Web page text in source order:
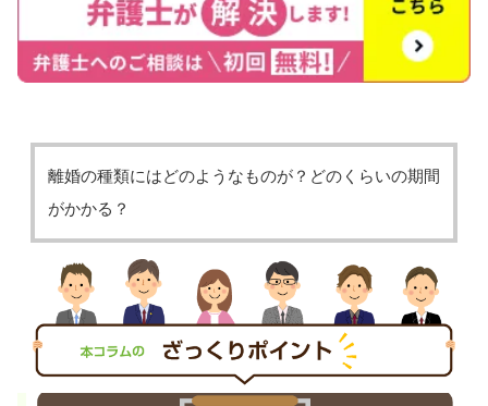
離婚の種類にはどのようなものが？どのくらいの期間
がかかる？